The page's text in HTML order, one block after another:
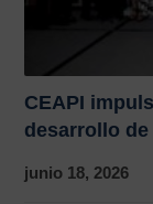
CEAPI
desarrollo
junio 18, 2026